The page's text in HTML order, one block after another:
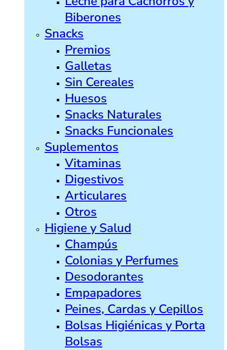
Biberones
Snacks
Premios
Galletas
Sin Cereales
Huesos
Snacks Naturales
Snacks Funcionales
Suplementos
Vitaminas
Digestivos
Articulares
Otros
Higiene y Salud
Champús
Colonias y Perfumes
Desodorantes
Empapadores
Peines, Cardas y Cepillos
Bolsas Higiénicas y Porta
Bolsas